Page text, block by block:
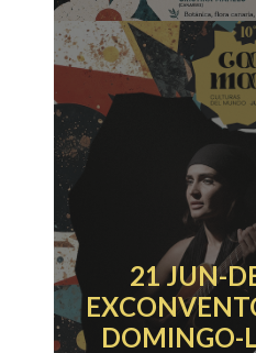
21 JUN-
DOMINGO-